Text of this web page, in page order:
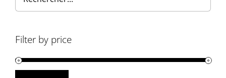
Filter by price